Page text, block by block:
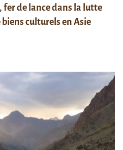
fer de lance dans la lutte
culturels en Asie